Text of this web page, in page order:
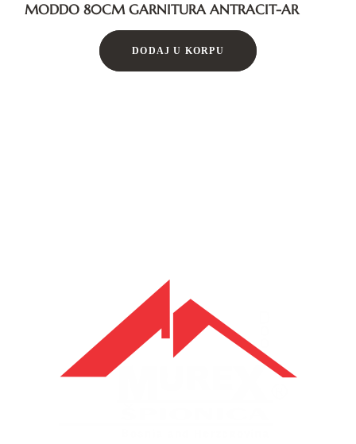
MODDO 80CM GARNITURA ANTRACIT-AR
DODAJ U KORPU